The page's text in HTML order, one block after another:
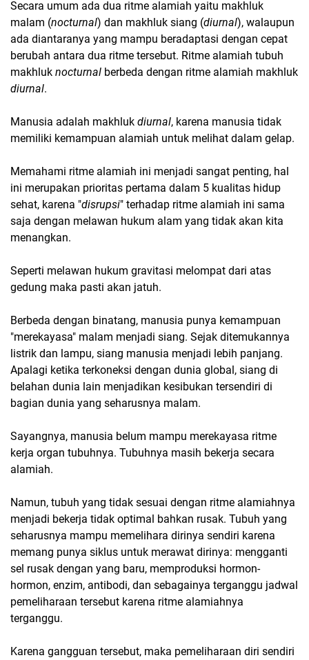
Secara umum ada dua ritme alamiah yaitu makhluk
malam (nocturnal) dan makhluk siang (diurnal), walaupun
ada diantaranya yang mampu beradaptasi dengan cepat
berubah antara dua ritme tersebut. Ritme alamiah tubuh
makhluk nocturnal berbeda dengan ritme alamiah makhluk
diurnal.
Manusia adalah makhluk diurnal, karena manusia tidak
memiliki kemampuan alamiah untuk melihat dalam gelap.
Memahami ritme alamiah ini menjadi sangat penting, hal
ini merupakan prioritas pertama dalam 5 kualitas hidup
sehat, karena "disrupsi" terhadap ritme alamiah ini sama
saja dengan melawan hukum alam yang tidak akan kita
menangkan.
Seperti melawan hukum gravitasi melompat dari atas
gedung maka pasti akan jatuh.
Berbeda dengan binatang, manusia punya kemampuan
"merekayasa" malam menjadi siang. Sejak ditemukannya
listrik dan lampu, siang manusia menjadi lebih panjang.
Apalagi ketika terkoneksi dengan dunia global, siang di
belahan dunia lain menjadikan kesibukan tersendiri di
bagian dunia yang seharusnya malam.
Sayangnya, manusia belum mampu merekayasa ritme
kerja organ tubuhnya. Tubuhnya masih bekerja secara
alamiah.
Namun, tubuh yang tidak sesuai dengan ritme alamiahnya
menjadi bekerja tidak optimal bahkan rusak. Tubuh yang
seharusnya mampu memelihara dirinya sendiri karena
memang punya siklus untuk merawat dirinya: mengganti
sel rusak dengan yang baru, memproduksi hormon-
hormon, enzim, antibodi, dan sebagainya terganggu jadwal
pemeliharaan tersebut karena ritme alamiahnya
terganggu.
Karena gangguan tersebut, maka pemeliharaan diri sendiri